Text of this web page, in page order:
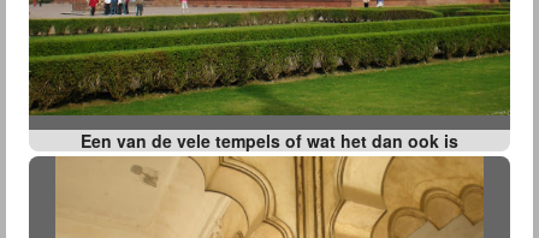
Een van de vele tempels of wat het dan ook is